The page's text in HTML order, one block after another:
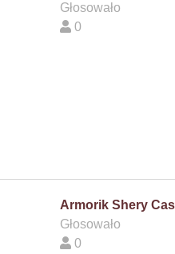
Głosowało
0
Armorik Shery
Głosowało
0